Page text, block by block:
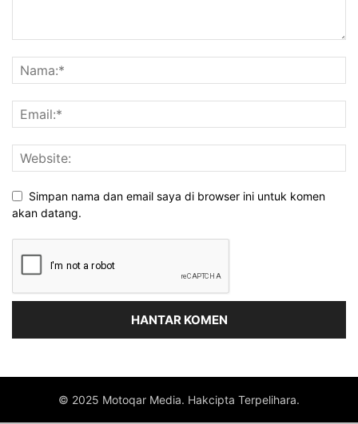
Simpan nama dan email saya di browser ini untuk komen
akan datang.
© 2025 Motoqar Media. Hakcipta Terpelihara.